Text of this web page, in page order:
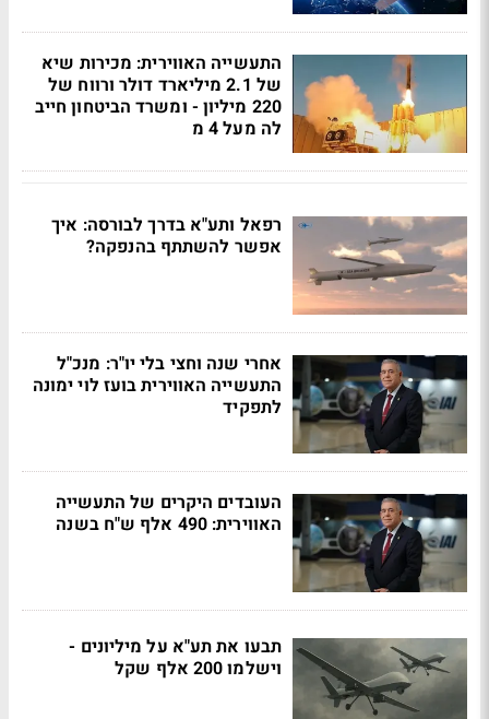
התעשייה האווירית: מכירות שיא
של 2.1 מיליארד דולר ורווח של
220 מיליון - ומשרד הביטחון חייב
לה מעל 4 מ
רפאל ותע"א בדרך לבורסה: איך
אפשר להשתתף בהנפקה?
אחרי שנה וחצי בלי יו"ר: מנכ"ל
התעשייה האווירית בועז לוי ימונה
לתפקיד
העובדים היקרים של התעשייה
האווירית: 490 אלף ש"ח בשנה
תבעו את תע"א על מיליונים -
וישלמו 200 אלף שקל